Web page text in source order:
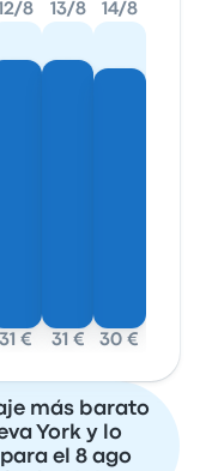
8
31 €
13/8
31 €
14/8
30 €
más barato
York y lo
el 8 ago